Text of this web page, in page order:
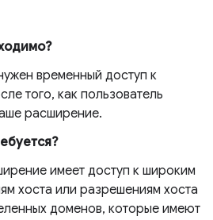
временный доступ к
того, как пользователь
расширение.
имеет доступ к широким
хоста или разрешениям хоста
доменов, которые имеют